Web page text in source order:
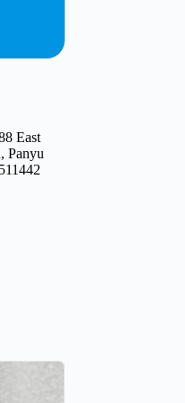
East
Panyu